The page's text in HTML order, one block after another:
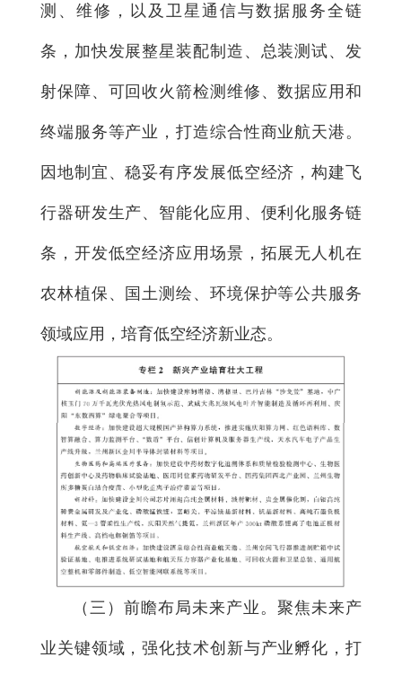
测、维修，以及卫星通信与数据服务全链
条，加快发展整星装配制造、总装测试、发
射保障、可回收火箭检测维修、数据应用和
终端服务等产业，打造综合性商业航天港。
因地制宜、稳妥有序发展低空经济，构建飞
行器研发生产、智能化应用、便利化服务链
条，开发低空经济应用场景，拓展无人机在
农林植保、国土测绘、环境保护等公共服务
领域应用，培育低空经济新业态。
（三）前瞻布局未来产业。 聚焦未来产
业关键领域，强化技术创新与产业孵化，打